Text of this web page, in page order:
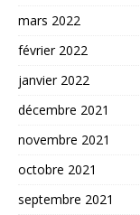
mars 2022
février 2022
janvier 2022
décembre 2021
novembre 2021
octobre 2021
septembre 2021